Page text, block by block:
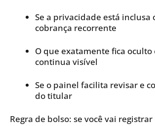
Se a privacidade está inclusa
cobrança recorrente
O que exatamente fica oculto
continua visível
Se o painel facilita revisar e
do titular
Regra de bolso: se você vai